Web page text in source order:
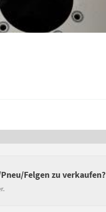
Felgen zu verkaufen?